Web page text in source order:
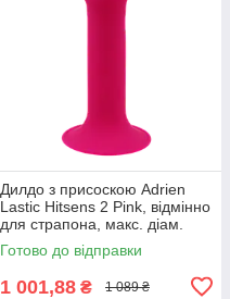
Дилдо з присоскою Adrien
Lastic Hitsens 2 Pink, відмінно
для страпона, макс. діам.
4см, довж. 16,7см
Готово до відправки
1 001,88 ₴ 1 089 ₴